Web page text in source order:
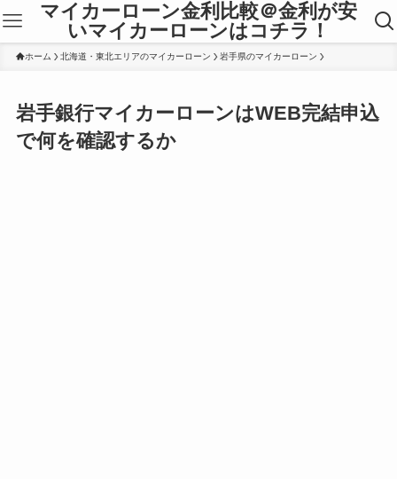
マイカーローン金利比較＠金利が安
いマイカーローンはコチラ！
ホーム 北海道・東北エリアのマイカーローン 岩手県のマイカーローン
岩手銀行マイカーローンはWEB完結申込
で何を確認するか